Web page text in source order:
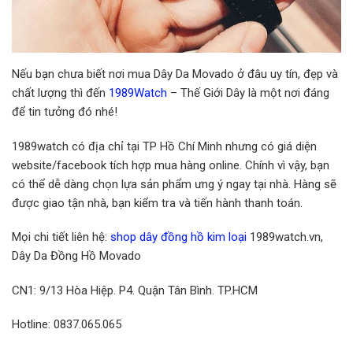
Nếu bạn chưa biết nơi mua Dây Da Movado ở đâu uy tín, đẹp và
chất lượng thì đến 1989Watch – Thế Giới Dây là một nơi đáng
để tin tưởng đó nhé!
1989watch có địa chỉ tại TP Hồ Chí Minh nhưng có giá diện
website/facebook tích hợp mua hàng online. Chính vì vậy, bạn
có thể dễ dàng chọn lựa sản phẩm ưng ý ngay tại nhà. Hàng sẽ
được giao tận nhà, bạn kiểm tra và tiến hành thanh toán.
Mọi chi tiết liên hệ: shop dây đồng hồ kim loại 1989watch.vn,
Dây Da Đồng Hồ Movado
CN1: 9/13 Hòa Hiệp. P4. Quận Tân Bình. TP.HCM
Hotline: 0837.065.065